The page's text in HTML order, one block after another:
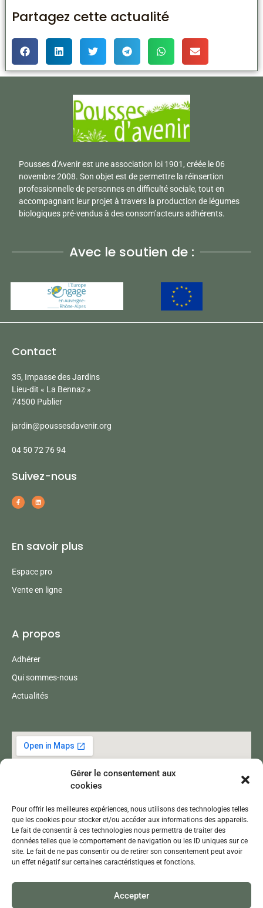
Gérer le consentement aux
cookies
Pour offrir les meilleures expériences, nous utilisons des technologies telles
que les cookies pour stocker et/ou accéder aux informations des appareils.
Le fait de consentir à ces technologies nous permettra de traiter des
données telles que le comportement de navigation ou les ID uniques sur ce
site. Le fait de ne pas consentir ou de retirer son consentement peut avoir
un effet négatif sur certaines caractéristiques et fonctions.
Accepter
Partagez cette actualité
Pousses d’Avenir est une association loi 1901, créée le 06
novembre 2008. Son objet est de permettre la réinsertion
professionnelle de personnes en difficulté sociale, tout en
accompagnant leur projet à travers la production de légumes
biologiques pré-vendus à des consom’acteurs adhérents.
Avec le soutien de :
Contact
35, Impasse des Jardins
Lieu-dit « La Bennaz »
74500 Publier
jardin@poussesdavenir.org
04 50 72 76 94
Suivez-nous
En savoir plus
Espace pro
Vente en ligne
A propos
Adhérer
Qui sommes-nous
Actualités